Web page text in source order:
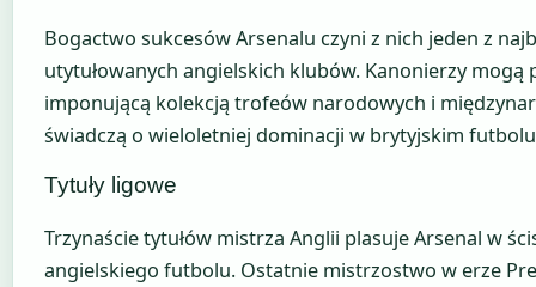
Bogactwo sukcesów Arsenalu czyni z nich jeden z
utytułowanych angielskich klubów. Kanonierzy mogą
imponującą kolekcją trofeów narodowych i
świadczą o wieloletniej dominacji w brytyjskim
Tytuły ligowe
Trzynaście tytułów mistrza Anglii plasuje Arsenal w
angielskiego futbolu. Ostatnie mistrzostwo w erze